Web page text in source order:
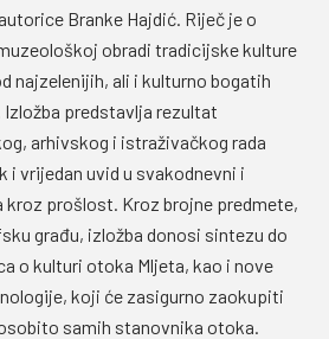
Branke Hajdić. Riječ je o
obradi tradicijske kulture
najzelenijih, ali i kulturno bogatih
predstavlja rezultat
arhivskog i istraživačkog rada
i vrijedan uvid u svakodnevni i
prošlost. Kroz brojne predmete,
građu, izložba donosi sintezu do
o kulturi otoka Mljeta, kao i nove
koji će zasigurno zaokupiti
samih stanovnika otoka.